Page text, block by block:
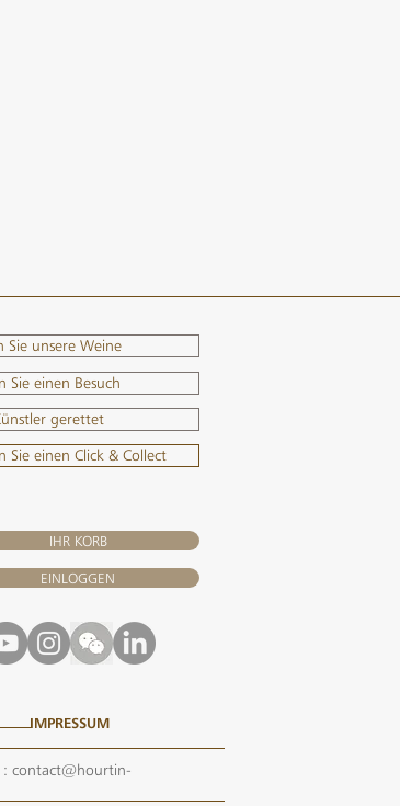
Sie unsere Weine
Sie einen Besuch
gerettet
Sie einen Click & Collect
IHR KORB
EINLOGGEN
IMPRESSUM
contact@hourtin-